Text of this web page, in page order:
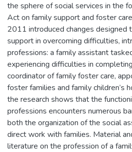
the sphere of social services in the
Act on family support and foster
2011 introduced changes designed
support in overcoming difficulties,
professions: a family assistant
experiencing difficulties in
coordinator of family foster care,
foster families and family children’s
the research shows that the
professions encounters numerous
both the organization of the social
direct work with families. Material
literature on the profession of a